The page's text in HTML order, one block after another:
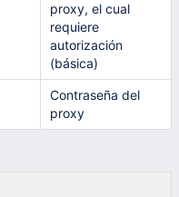
proxy, el cual
requiere
autorización
(básica)
Contraseña del
proxy